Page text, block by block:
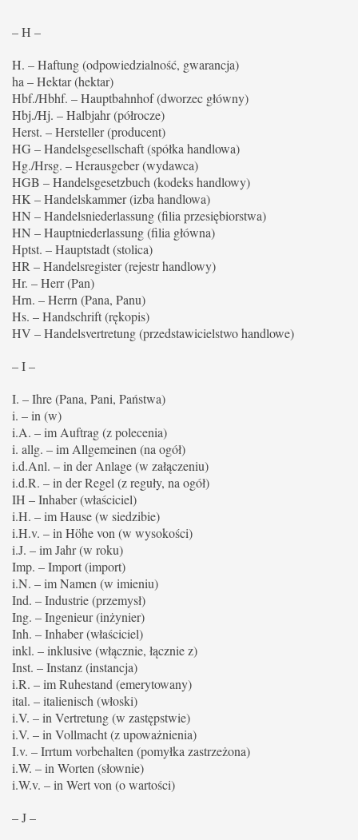
– H –
H. – Haftung (odpowiedzialność, gwarancja)
ha – Hektar (hektar)
Hbf./Hbhf. – Hauptbahnhof (dworzec główny)
Hbj./Hj. – Halbjahr (półrocze)
Herst. – Hersteller (producent)
HG – Handelsgesellschaft (spółka handlowa)
Hg./Hrsg. – Herausgeber (wydawca)
HGB – Handelsgesetzbuch (kodeks handlowy)
HK – Handelskammer (izba handlowa)
HN – Handelsniederlassung (filia przesiębiorstwa)
HN – Hauptniederlassung (filia główna)
Hptst. – Hauptstadt (stolica)
HR – Handelsregister (rejestr handlowy)
Hr. – Herr (Pan)
Hrn. – Herrn (Pana, Panu)
Hs. – Handschrift (rękopis)
HV – Handelsvertretung (przedstawicielstwo handlowe)
– I –
I. – Ihre (Pana, Pani, Państwa)
i. – in (w)
i.A. – im Auftrag (z polecenia)
i. allg. – im Allgemeinen (na ogół)
i.d.Anl. – in der Anlage (w załączeniu)
i.d.R. – in der Regel (z reguły, na ogół)
IH – Inhaber (właściciel)
i.H. – im Hause (w siedzibie)
i.H.v. – in Höhe von (w wysokości)
i.J. – im Jahr (w roku)
Imp. – Import (import)
i.N. – im Namen (w imieniu)
Ind. – Industrie (przemysł)
Ing. – Ingenieur (inżynier)
Inh. – Inhaber (właściciel)
inkl. – inklusive (włącznie, łącznie z)
Inst. – Instanz (instancja)
i.R. – im Ruhestand (emerytowany)
ital. – italienisch (włoski)
i.V. – in Vertretung (w zastępstwie)
i.V. – in Vollmacht (z upoważnienia)
I.v. – Irrtum vorbehalten (pomyłka zastrzeżona)
i.W. – in Worten (słownie)
i.W.v. – in Wert von (o wartości)
– J –